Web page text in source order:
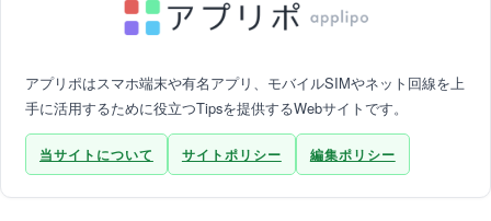
アプリポはスマホ端末や有名アプリ、モバイルSIMやネット回線を上
手に活用するために役立つTipsを提供するWebサイトです。
当サイトについて サイトポリシー 編集ポリシー